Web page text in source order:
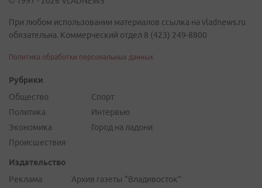
При любом использовании материалов ссылка на vladnews.ru
обязательна. Коммерческий отдел 8 (423) 249-8800
Политика обработки персональных данных
Рубрики
Общество
Политика
Экономика
Происшествия
Спорт
Интервью
Город на ладони
Издательство
Реклама
Архив газеты "Владивосток"